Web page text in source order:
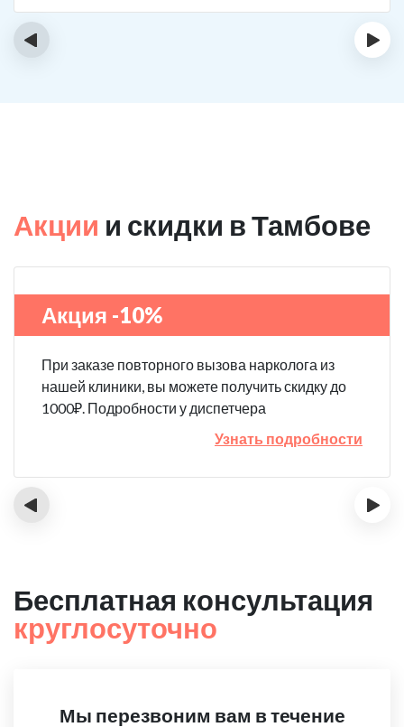
‹ ›
Акции и скидки в Тамбове
Акция -10%
При заказе повторного вызова нарколога из
нашей клиники, вы можете получить скидку до
1000₽. Подробности у диспетчера
Узнать подробности
‹ ›
Бесплатная консультация
круглосуточно
Мы перезвоним вам в течение